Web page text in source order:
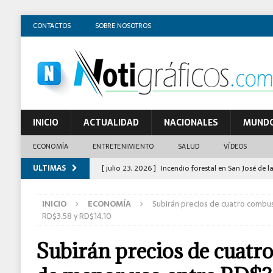
CONTACTOS SOBRE NOSOTROS
INICIO ACTUALIDAD NACIONALES
ECONOMÍA ENTRETENIMIENTO SALUD VÍDEOS
ULTIMAS [ julio 23, 2026 ] Incendio forestal en San José de
[ junio 9, 2026 ] El costo de la vida se encareció
Cuba no ve avances en
[ mayo 28, 2026 ] ¿Cuánto costará el nuevo
INICIO ECONOMÍA
Subirán precios de cuatro
RD$3.58 y RD$14.10
Subirán precios de